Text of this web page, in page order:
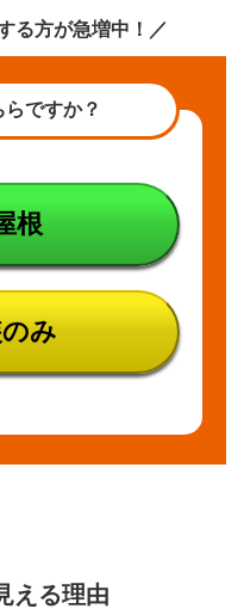
る方が急増中！／
ですか？
根
み
える理由